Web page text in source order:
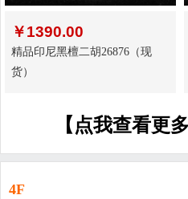
￥1390.00
精品印尼黑檀二胡26876（现
货）
【点我查看更
4F